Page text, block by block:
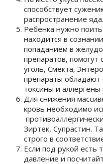
способствует
распространение яда.
Ребенка нужно
находится в
попаданием в
препаратов,
уголь, Смекта,
препараты обладают
токсины и
Для снижения
кровь необходимо
Зиртек, Супрастин.
строго в
Если под рукой
давление и